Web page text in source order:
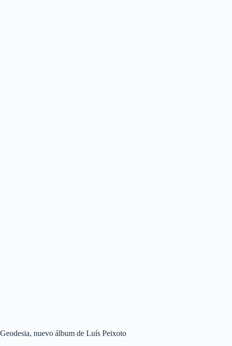
Geodesia, nuevo álbum de Luís Peixoto